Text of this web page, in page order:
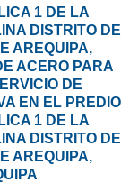
1 DE LA
DISTRITO DE
AREQUIPA,
ACERO PARA
DE
EN EL PREDIO
1 DE LA
DISTRITO DE
AREQUIPA,